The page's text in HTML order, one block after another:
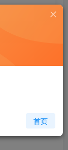
，请与站长联系
1.40 MB
首页